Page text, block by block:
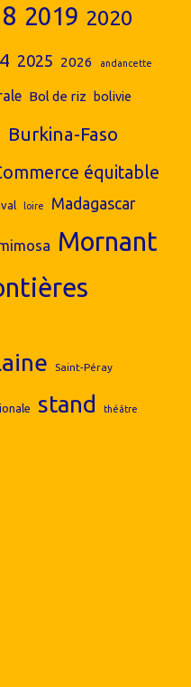
2019 2020
2025 2026 andancette
Bol de riz bolivie
Burkina-Faso
équitable
loire Madagascar
Mornant
Saint-Péray
stand théâtre